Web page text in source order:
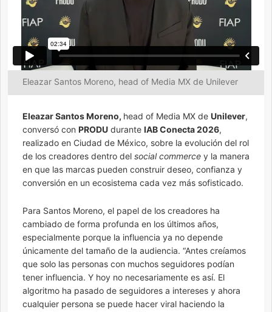
Eleazar Santos Moreno, head of Media MX de Unilever
Eleazar Santos Moreno, head of Media MX de Unilever,
conversó con PRODU durante IAB Conecta 2026,
realizado en Ciudad de México, sobre la evolución del rol
de los creadores dentro del social commerce y la manera
en que las marcas pueden construir deseo, confianza y
conversión en un ecosistema cada vez más sofisticado.
Para Santos Moreno, el papel de los creadores ha
cambiado de forma profunda en los últimos años,
especialmente porque la influencia ya no depende
únicamente del tamaño de la audiencia. “Antes creíamos
que solo las personas con muchos seguidores podían
tener influencia. Y hoy no necesariamente es así. El
algoritmo ha pasado de seguidores a intereses y ahora
cualquier persona se puede hacer viral haciendo la